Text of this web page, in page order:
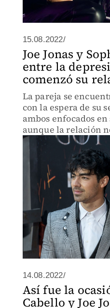
15.08.2022/
Joe Jonas y
entre la
comenzó su
La pareja se
con la espera de su
ambos enfocados
aunque la relación
de rosa”.
14.08.2022/
Así fue la
Cabello y Joe